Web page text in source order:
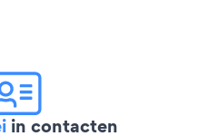
in contacten